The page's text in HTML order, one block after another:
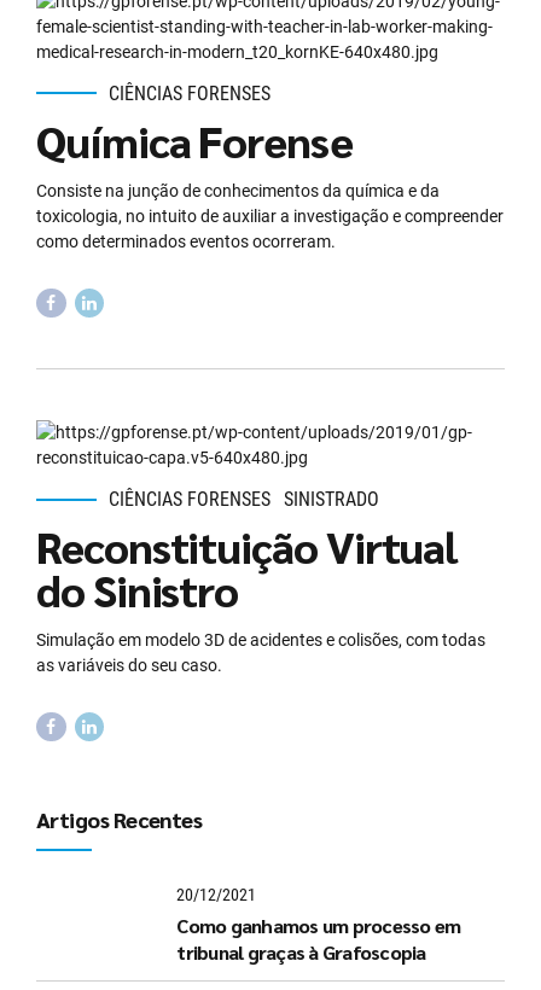
CIÊNCIAS FORENSES
Química Forense
Consiste na junção de conhecimentos da química e da
toxicologia, no intuito de auxiliar a investigação e compreender
como determinados eventos ocorreram.
CIÊNCIAS FORENSES SINISTRADO
Reconstituição Virtual
do Sinistro
Simulação em modelo 3D de acidentes e colisões, com todas
as variáveis do seu caso.
Artigos Recentes
20/12/2021
Como ganhamos um processo em
tribunal graças à Grafoscopia